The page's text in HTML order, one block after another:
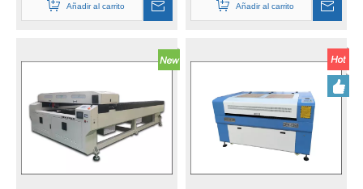
Añadir al carrito Añadir al carrito